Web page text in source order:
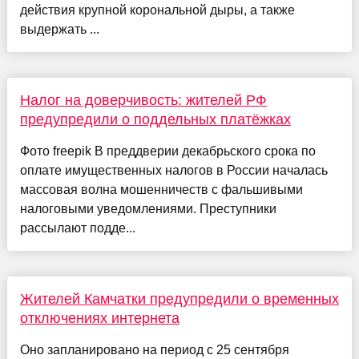
действия крупной корональной дыры, а также
выдержать ...
Налог на доверчивость: жителей РФ
предупредили о поддельных платёжках
Фото freepik В преддверии декабрьского срока по
оплате имущественных налогов в России началась
массовая волна мошенничеств с фальшивыми
налоговыми уведомлениями. Преступники
рассылают подде...
Жителей Камчатки предупредили о временных
отключениях интернета
Оно запланировано на период с 25 сентября